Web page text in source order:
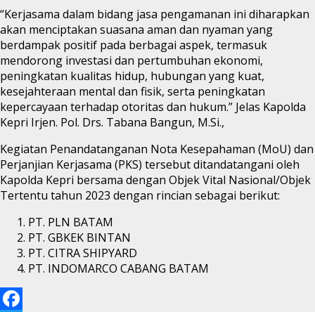
“Kerjasama dalam bidang jasa pengamanan ini diharapkan
akan menciptakan suasana aman dan nyaman yang
berdampak positif pada berbagai aspek, termasuk
mendorong investasi dan pertumbuhan ekonomi,
peningkatan kualitas hidup, hubungan yang kuat,
kesejahteraan mental dan fisik, serta peningkatan
kepercayaan terhadap otoritas dan hukum.” Jelas Kapolda
Kepri Irjen. Pol. Drs. Tabana Bangun, M.Si.,
Kegiatan Penandatanganan Nota Kesepahaman (MoU) dan
Perjanjian Kerjasama (PKS) tersebut ditandatangani oleh
Kapolda Kepri bersama dengan Objek Vital Nasional/Objek
Tertentu tahun 2023 dengan rincian sebagai berikut:
PT. PLN BATAM
PT. GBKEK BINTAN
PT. CITRA SHIPYARD
PT. INDOMARCO CABANG BATAM